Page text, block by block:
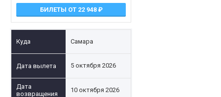
БИЛЕТЫ ОТ 22 948
Самара
5 октября 2026
10 октября 2026